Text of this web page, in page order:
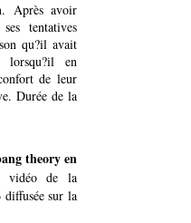
Après avoir
tentatives
qu?il avait
lorsqu?il en
de leur
Durée de la
theory en
vidéo de la
sur la